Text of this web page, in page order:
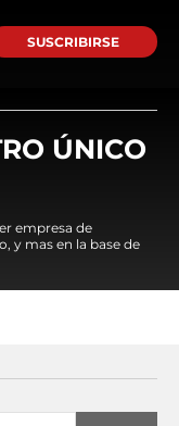
SUSCRIBIRSE
ÚNICO
empresa de
y mas en la base de